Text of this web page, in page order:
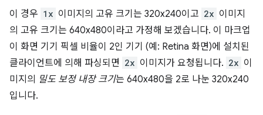
이 경우 1x 이미지의 고유 크기는 320x240이고 2x 이미지
의 고유 크기는 640x480이라고 가정해 보겠습니다. 이 마크업
이 화면 기기 픽셀 비율이 2인 기기 (예: Retina 화면)에 설치된
클라이언트에 의해 파싱되면 2x 이미지가 요청됩니다. 2x 이
미지의 밀도 보정 내장 크기는 640x480을 2로 나눈 320x240
입니다.